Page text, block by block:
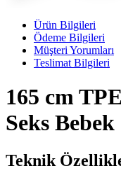
Ürün Bilgileri
Ödeme Bilgileri
Müşteri Yorumları
Teslimat Bilgileri
165 cm
Seks Bebek
Teknik